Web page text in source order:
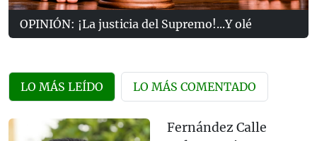
OPINIÓN: ¡La justicia del Supremo!...Y olé
LO MÁS LEÍDO LO MÁS COMENTADO
Fernández Calle